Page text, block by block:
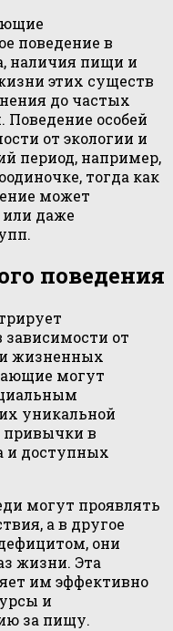
поведение в
наличия пищи и
этих существ
до частых
особей
от экологии и
период, например,
тогда как
может
даже
поведения
зависимости от
жизненных
могут
уникальной
привычки в
и доступных
могут проявлять
а в другое
они
жизни. Эта
им эффективно
и
за пищу.